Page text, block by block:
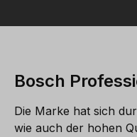
Bosch
Die Marke hat sich
wie auch der hohen